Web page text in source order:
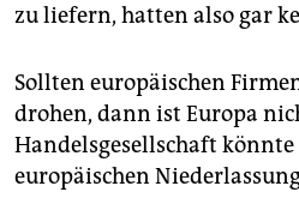
zu liefern, hatten also gar
Sollten europäischen
drohen, dann ist Europa
Handelsgesellschaft
europäischen